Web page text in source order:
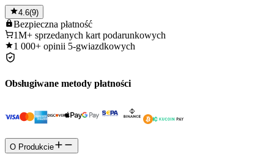
4.6(9)
Bezpieczna płatność
1M+ sprzedanych kart podarunkowych
1 000+ opinii 5-gwiazdkowych
Obsługiwane metody płatności
O Produkcie